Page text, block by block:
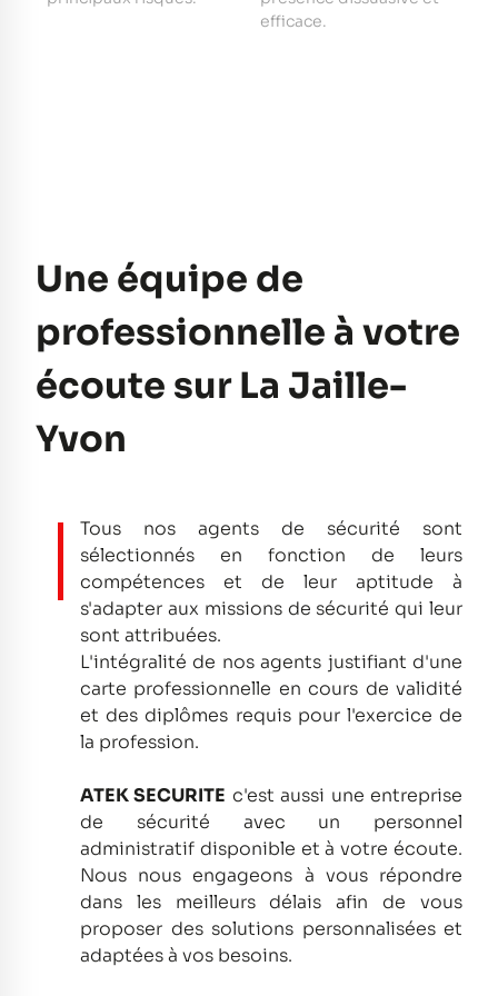
efficace.
Une équipe de
professionnelle à votre
écoute sur La Jaille-
Yvon
Tous nos agents de sécurité sont
sélectionnés en fonction de leurs
compétences et de leur aptitude à
s'adapter aux missions de sécurité qui leur
sont attribuées.
L'intégralité de nos agents justifiant d'une
carte professionnelle en cours de validité
et des diplômes requis pour l'exercice de
la profession.
ATEK SECURITE c'est aussi une entreprise
de sécurité avec un personnel
administratif disponible et à votre écoute.
Nous nous engageons à vous répondre
dans les meilleurs délais afin de vous
proposer des solutions personnalisées et
adaptées à vos besoins.